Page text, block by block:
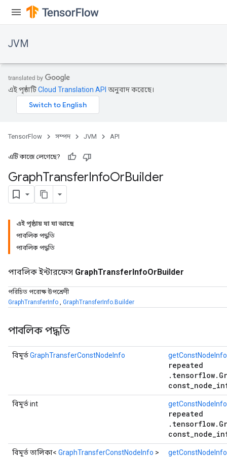
JVM
এই পৃষ্ঠাটিCloud Translation API অনুবাদ করেছে।
TensorFlow সম্পদ JVM API
এটি কাজে লেগেছে?
GraphTransferInfoOrBuilder
এই পৃষ্ঠায় যা যা আছে
পাবলিক পদ্ধতি
পাবলিক পদ্ধতি
পাবলিক ইন্টারফেস GraphTransferInfoOrBuilder
পরিচিত পরোক্ষ উপশ্রেণী
GraphTransferInfo , GraphTransferInfo.Builder
পাবলিক পদ্ধতি
বিমূর্তGraphTransferConstNodeInfo getConstNodeInfo
repeated
বিমূর্ত int
repeated
বিমূর্ত তালিকা< GraphTransferConstNodeInfo >